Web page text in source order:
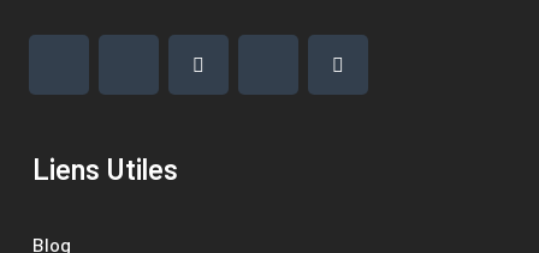
Liens Utiles
Blog